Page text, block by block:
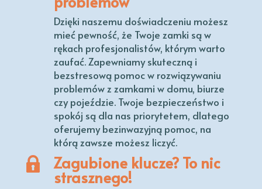
Dzięki naszemu doświadczeniu możesz
mieć pewność, że Twoje zamki są w
rękach profesjonalistów, którym warto
zaufać. Zapewniamy skuteczną i
bezstresową pomoc w rozwiązywaniu
problemów z zamkami w domu, biurze
czy pojeździe. Twoje bezpieczeństwo i
spokój są dla nas priorytetem, dlatego
oferujemy bezinwazyjną pomoc, na
którą zawsze możesz liczyć.
Zagubione klucze? To nic
strasznego!